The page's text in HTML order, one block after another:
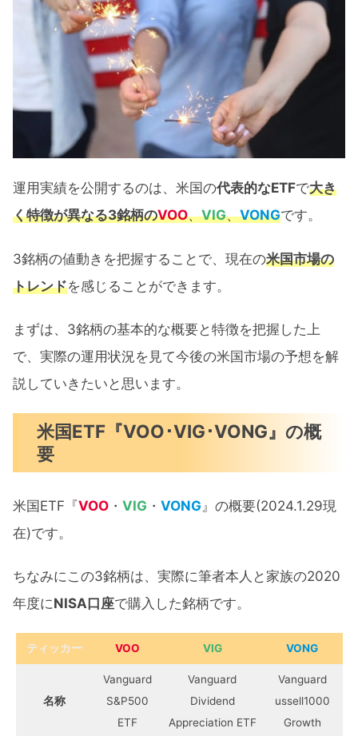
VOO・VIG・VONGの運用実績【37ヶ
月間】
為替によるリターン
VOO・VIG・VONGのリターン推移
VOO･VIG･VONGの値動きに見える米国市
場の展望
VOO･VIG･VONGのチャート比較
1ヶ月リターンの推移による今後の米国
市場予想
VOO･VIG･VONG 37ヶ月間運用実績公開：
運用実績を公開するのは、米国の代表的なETFで大き
く特徴が異なる3銘柄のVOO、VIG、VONGです。
3銘柄の値動きを把握することで、現在の米国市場の
トレンドを感じることができます。
まずは、3銘柄の基本的な概要と特徴を把握した上
で、実際の運用状況を見て今後の米国市場の予想を解
説していきたいと思います。
米国ETF『VOO･VIG･VONG』の概
要
米国ETF『VOO ・ VIG ・ VONG 』の概要(2024.1.29現
在)です。
ちなみにこの3銘柄は、実際に筆者本人と家族の2020
年度にNISA口座で購入した銘柄です。
ティッカー VOO VIG VONG
名称
Vanguard
S&P500
ETF
Vanguard
Dividend
Appreciation ETF
Vanguard
ussell1000
Growth